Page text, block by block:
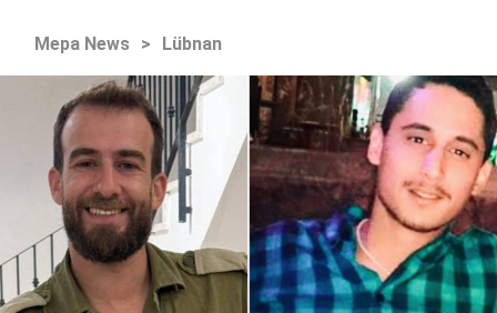
Mepa News > Lübnan